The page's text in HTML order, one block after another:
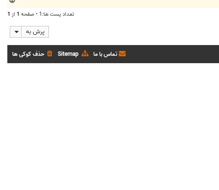
ا
تعداد پست ها:1 • صفحه 1 از 1
پرش به
حذف کوکی ها Sitemap تماس با ما